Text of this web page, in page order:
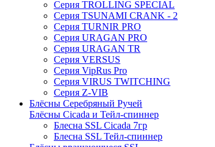
Серия TROLLING SPECIAL
Серия TSUNAMI CRANK - 2
Серия TURNIR PRO
Серия URAGAN PRO
Серия URAGAN TR
Серия VERSUS
Серия VipRus Pro
Серия VIRUS TWITCHING
Серия Z-VIB
Блёсны Серебряный Ручей
Блёсны Cicada и Тейл-спиннер
Блесна SSL Cicada 7гр
Блесна SSL Тейл-спиннер